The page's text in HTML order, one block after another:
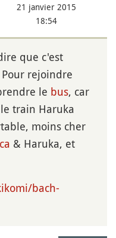
21 janvier 2015
18:54
que c'est
rejoindre
le bus, car
train Haruka
moins cher
& Haruka, et
bach-